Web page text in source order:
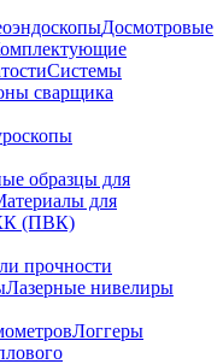
Досмотровые
Системы
сварщика
образцы для
для
(ПВК)
прочности
Лазерные нивелиры
Логгеры